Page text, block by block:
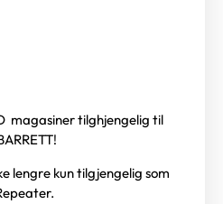
magasiner tilghjengelig til
lengre kun tilgjengelig som